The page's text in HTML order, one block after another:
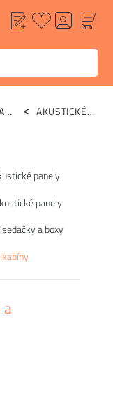
panely
panely
a boxy
AKUSTICKÉ PANELY AKUSTICKÉ KABÍNY